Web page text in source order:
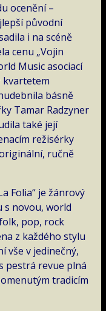
ocenění –
původní
i na scéně
cenu „Vojin
Music asociací
kvartetem
básně
Tamar Radzyner
také její
režisérky
ručně
Folia“ je žánrový
novou, world
pop, rock
z každého stylu
vše v jedinečný,
pestrá revue plná
tradicím